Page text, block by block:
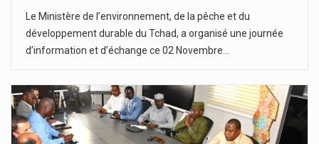
Le Ministère de l’environnement, de la pêche et du
développement durable du Tchad, a organisé une journée
d’information et d’échange ce 02 Novembre…